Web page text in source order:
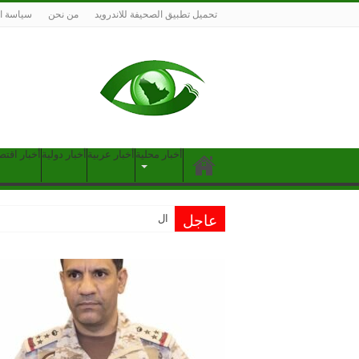
تحميل تطبيق الصحيفة للاندرويد من نحن سياسة
أخبار محلية أخبار عربية أخبار دولية أخبار
عاجل التحالف: اعتر